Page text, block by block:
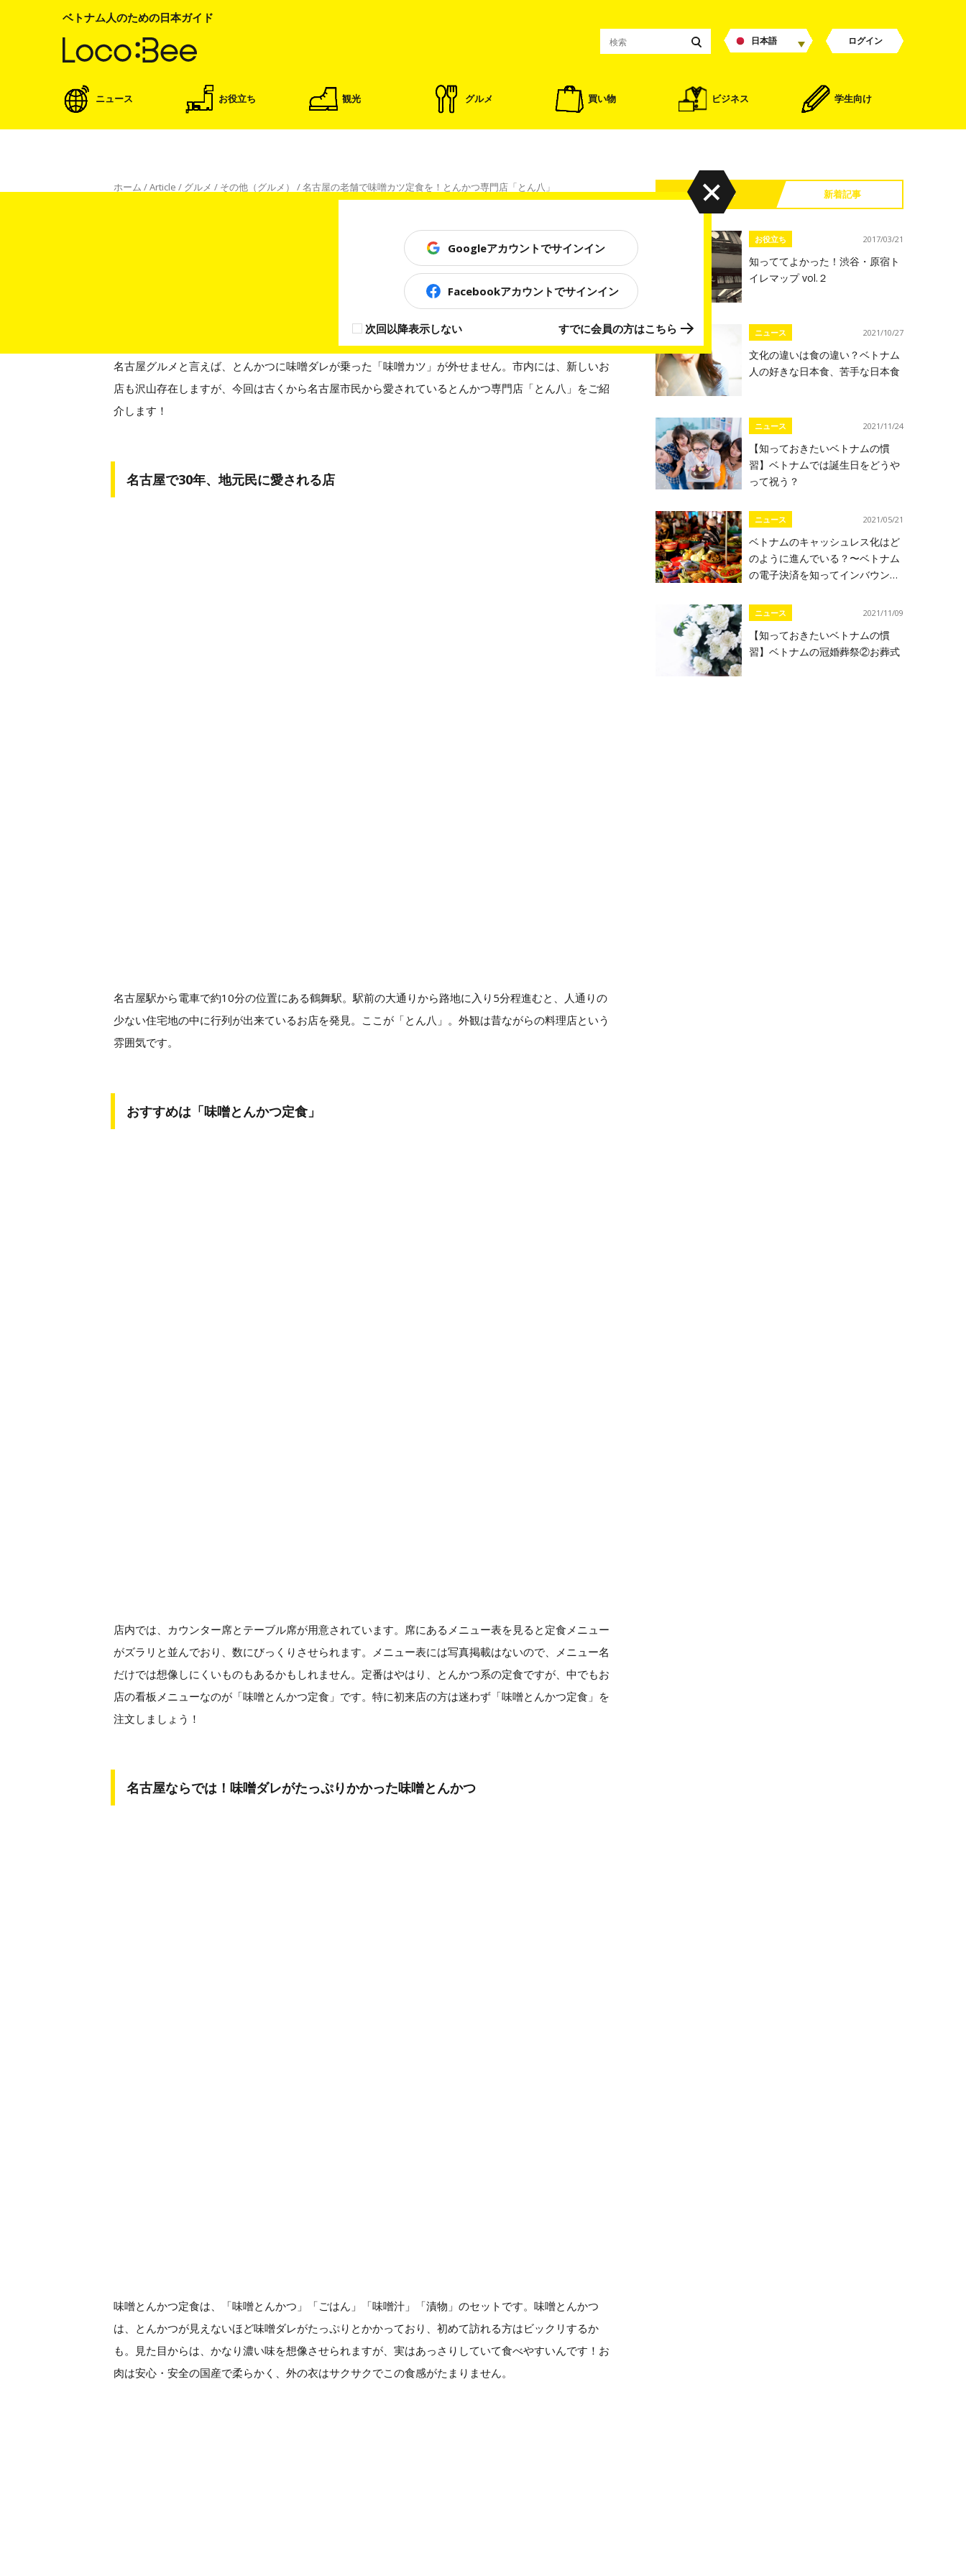
ベトナム人のための日本ガイド
日本語 ログイン
ニュース お役立ち 観光 グルメ 買い物 ビジネス 学生向け
ホーム /Article / グルメ / その他（グルメ） /名古屋の老舗で味噌カツ定食を！とんかつ専門店「とん八」
名古屋の老舗で味噌カツ定食を！とんかつ専門店「とん八」
名古屋グルメと言えば、とんかつに味噌ダレが乗った「味噌カツ」が外せません。市内には、新しいお
店も沢山存在しますが、今回は古くから名古屋市民から愛されているとんかつ専門店「とん八」をご紹
介します！
名古屋で30年、地元民に愛される店
名古屋駅から電車で約10分の位置にある鶴舞駅。駅前の大通りから路地に入り5分程進むと、人通りの
少ない住宅地の中に行列が出来ているお店を発見。ここが「とん八」。外観は昔ながらの料理店という
雰囲気です。
おすすめは「味噌とんかつ定食」
店内では、カウンター席とテーブル席が用意されています。席にあるメニュー表を見ると定食メニュー
がズラリと並んでおり、数にびっくりさせられます。メニュー表には写真掲載はないので、メニュー名
だけでは想像しにくいものもあるかもしれません。定番はやはり、とんかつ系の定食ですが、中でもお
店の看板メニューなのが「味噌とんかつ定食」です。特に初来店の方は迷わず「味噌とんかつ定食」を
注文しましょう！
名古屋ならでは！味噌ダレがたっぷりかかった味噌とんかつ
味噌とんかつ定食は、「味噌とんかつ」「ごはん」「味噌汁」「漬物」のセットです。味噌とんかつ
は、とんかつが見えないほど味噌ダレがたっぷりとかかっており、初めて訪れる方はビックリするか
も。見た目からは、かなり濃い味を想像させられますが、実はあっさりしていて食べやすいんです！お
肉は安心・安全の国産で柔らかく、外の衣はサクサクでこの食感がたまりません。
人気記事 新着記事
お役立ち 2017/03/21
知っててよかった！渋谷・原宿ト
イレマップ vol.２
ニュース 2021/10/27
文化の違いは食の違い？ベトナム
人の好きな日本食、苦手な日本食
ニュース 2021/11/24
【知っておきたいベトナムの慣
習】ベトナムでは誕生日をどうや
って祝う？
ニュース 2021/05/21
ベトナムのキャッシュレス化はど
のように進んでいる？〜ベトナム
の電子決済を知ってインバウンド
ニュース 2021/11/09
【知っておきたいベトナムの慣
習】ベトナムの冠婚葬祭②お葬式
Googleアカウントでサインイン
Facebookアカウントでサインイン
次回以降表示しない すでに会員の方はこちら